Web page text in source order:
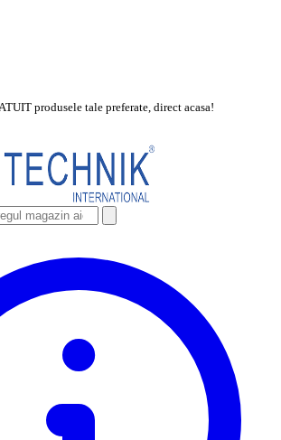
produsele tale preferate, direct acasa!